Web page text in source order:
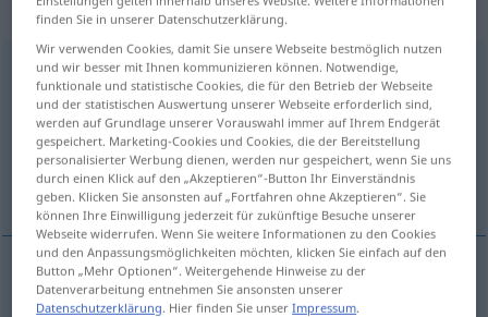
„tryggja“
tryggja
Übersicht aller Übersetzungen
(Für mehr Details die Übersetzung anklicken/antippen)
versichern, garantieren
versichern tryggja
finden Sie in unserer Datenschutzerklärung.
Wir verwenden Cookies, damit Sie unsere Webseite bestmöglich nutzen
und wir besser mit Ihnen kommunizieren können. Notwendige,
funktionale und statistische Cookies, die für den Betrieb der Webseite
und der statistischen Auswertung unserer Webseite erforderlich sind,
werden auf Grundlage unserer Vorauswahl immer auf Ihrem Endgerät
gespeichert. Marketing-Cookies und Cookies, die der Bereitstellung
personalisierter Werbung dienen, werden nur gespeichert, wenn Sie uns
durch einen Klick auf den „Akzeptieren“-Button Ihr Einverständnis
geben. Klicken Sie ansonsten auf „Fortfahren ohne Akzeptieren“. Sie
können Ihre Einwilligung jederzeit für zukünftige Besuche unserer
Webseite widerrufen. Wenn Sie weitere Informationen zu den Cookies
und den Anpassungsmöglichkeiten möchten, klicken Sie einfach auf den
Button „Mehr Optionen“. Weitergehende Hinweise zu der
Datenverarbeitung entnehmen Sie ansonsten unserer
Datenschutzerklärung. Hier finden Sie unserImpressum.